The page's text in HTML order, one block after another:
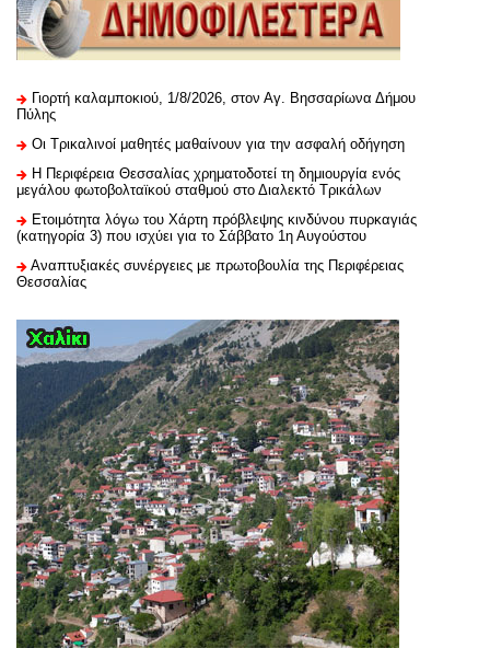
Γιορτή καλαμποκιού, 1/8/2026, στον Αγ. Βησσαρίωνα Δήμου
Πύλης
Οι Τρικαλινοί μαθητές μαθαίνουν για την ασφαλή οδήγηση
H Περιφέρεια Θεσσαλίας χρηματοδοτεί τη δημιουργία ενός
μεγάλου φωτοβολταϊκού σταθμού στο Διαλεκτό Τρικάλων
Ετοιμότητα λόγω του Χάρτη πρόβλεψης κινδύνου πυρκαγιάς
(κατηγορία 3) που ισχύει για το Σάββατο 1η Αυγούστου
Αναπτυξιακές συνέργειες με πρωτοβουλία της Περιφέρειας
Θεσσαλίας